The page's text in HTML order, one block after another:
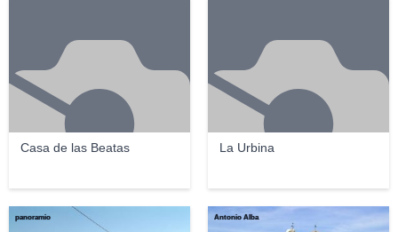
Casa de las Beatas La Urbina
panoramio Antonio Alba